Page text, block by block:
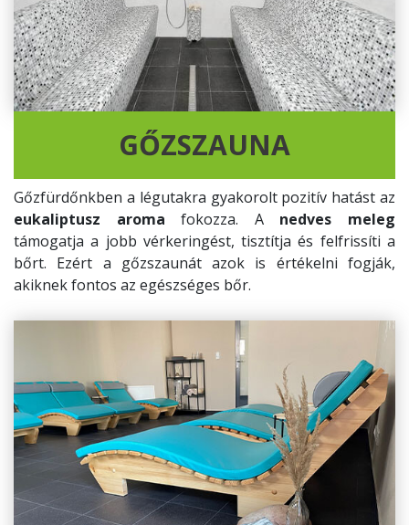
GŐZSZAUNA
Gőzfürdőnkben a légutakra gyakorolt pozitív hatást az
eukaliptusz aroma fokozza. A nedves meleg
támogatja a jobb vérkeringést, tisztítja és felfrissíti a
bőrt. Ezért a gőzszaunát azok is értékelni fogják,
akiknek fontos az egészséges bőr.